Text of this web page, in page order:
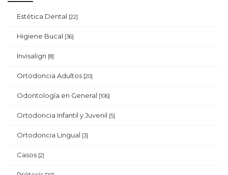
Estética Dental [22]
Higiene Bucal [36]
Invisalign [8]
Ortodoncia Adultos [20]
Odontología en General [106]
Ortodoncia Infantil y Juvenil [5]
Ortodoncia Lingual [3]
Casos [2]